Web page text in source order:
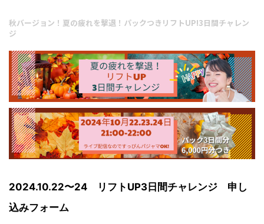
秋バージョン！夏の疲れを撃退！パックつきリフトUP!3日間チャレン
ジ
2024.10.22〜24 リフトUP3日間チャレンジ 申し
込みフォーム